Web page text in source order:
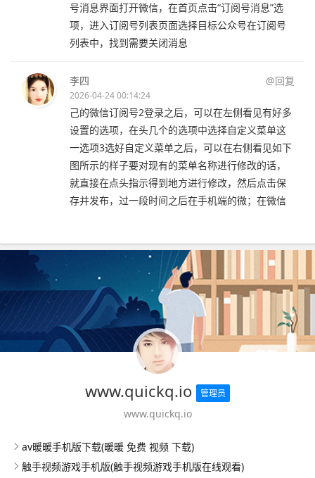
号消息界面打开微信，在首页点击“订阅号消息”选
项，进入订阅号列表页面选择目标公众号在订阅号
列表中，找到需要关闭消息
李四 @回复
2026-04-24 00:14:24
己的微信订阅号2登录之后，可以在左侧看见有好多
设置的选项，在头几个的选项中选择自定义菜单这
一选项3选好自定义菜单之后，可以在右侧看见如下
图所示的样子要对现有的菜单名称进行修改的话，
就直接在点头指示得到地方进行修改，然后点击保
存并发布，过一段时间之后在手机端的微；在微信
www.quickq.io 管理员
www.quickq.io
av暖暖手机版下载(暖暖 免费 视频 下载)
触手视频游戏手机版(触手视频游戏手机版在线观看)